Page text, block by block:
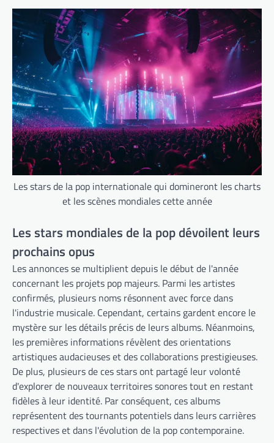
Les stars de la pop internationale qui domineront les charts
et les scènes mondiales cette année
Les stars mondiales de la pop dévoilent leurs
prochains opus
Les annonces se multiplient depuis le début de l'année
concernant les projets pop majeurs. Parmi les artistes
confirmés, plusieurs noms résonnent avec force dans
l'industrie musicale. Cependant, certains gardent encore le
mystère sur les détails précis de leurs albums. Néanmoins,
les premières informations révèlent des orientations
artistiques audacieuses et des collaborations prestigieuses.
De plus, plusieurs de ces stars ont partagé leur volonté
d'explorer de nouveaux territoires sonores tout en restant
fidèles à leur identité. Par conséquent, ces albums
représentent des tournants potentiels dans leurs carrières
respectives et dans l'évolution de la pop contemporaine.